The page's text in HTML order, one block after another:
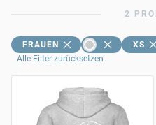
2
FRAUEN XS
Alle Filter zurücksetzen